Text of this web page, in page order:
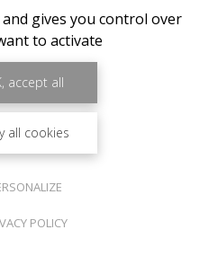
gives you control over
to activate
accept all
all cookies
POLICY